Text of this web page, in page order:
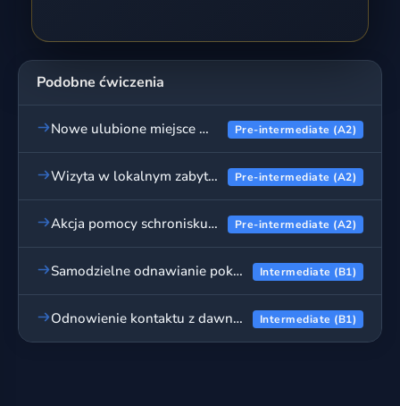
Podobne ćwiczenia
Nowe ulubione miejsce w okolicy - wpis na blogu Pre-intermediate (A2)
Wizyta w lokalnym zabytku - wpis na blogu Pre-intermediate (A2)
Akcja pomocy schronisku dla zwierząt - wpis na blogu Pre-intermediate (A2)
Samodzielne odnawianie pokoju - wpis na blogu Intermediate (B1)
Odnowienie kontaktu z dawnym przyjacielem - wpis na blogu Intermediate (B1)